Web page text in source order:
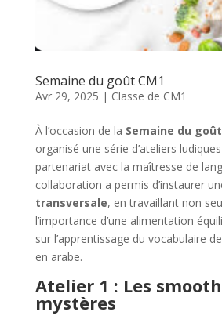
Semaine du goût CM1
Avr 29, 2025 | Classe de CM1
À l’occasion de la Semaine du goût
organisé une série d’ateliers
partenariat avec la maîtresse de
collaboration a permis d’instaurer
transversale, en travaillant non
l’importance d’une alimentation
sur l’apprentissage du vocabulaire
en arabe.
Atelier 1 : Les
mystères